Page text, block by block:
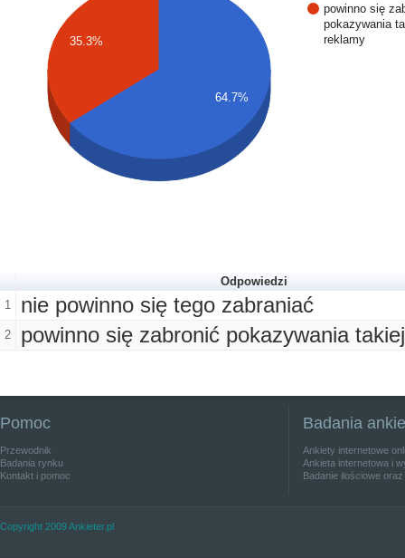
powinno się
pokazywania
reklamy
35.3%
64.7%
Odpowiedzi
1
nie powinno się tego zabraniać
2 powinno się zabronić pokazywania
Pomoc
Przewodnik
Badania rynku
Kontakt i pomoc
Badania
Ankiety internetowe
Ankieta internetowa i
Badanie ilościowe
Copyright 2009 Ankieter.pl